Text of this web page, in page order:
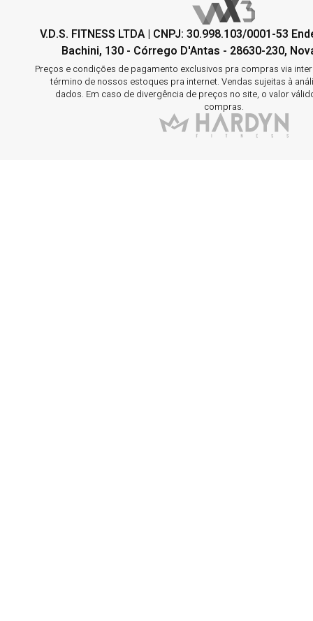
V.D.S. FITNESS LTDA | CNPJ: 30.998.103/0001-53
Bachini, 130 - Córrego D'Antas - 28630-230,
Preços e condições de pagamento exclusivos pra compras via
término de nossos estoques pra internet. Vendas sujeitas à
dados. Em caso de divergência de preços no site, o valor
compras.